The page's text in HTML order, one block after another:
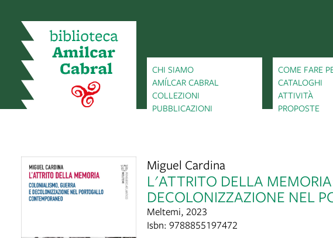
CHI SIAMO
AMÍLCAR CABRAL
COLLEZIONI
PUBBLICAZIONI
COME FARE
CATALOGHI
ATTIVITÀ
PROPOSTE
Miguel Cardina
L'ATTRITO DELLA
DECOLONIZZAZIONE NEL
Meltemi, 2023
Isbn: 9788855197472